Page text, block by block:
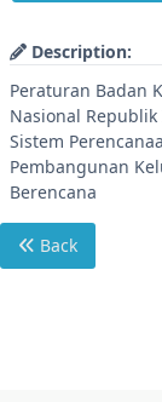
Description:
Peraturan Badan
Nasional
Sistem
Pembangunan
Berencana
Back